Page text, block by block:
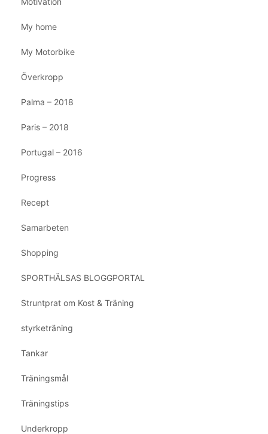
My home
My Motorbike
Överkropp
Palma – 2018
Paris – 2018
Portugal – 2016
Progress
Recept
Samarbeten
Shopping
SPORTHÄLSAS BLOGGPORTAL
Struntprat om Kost & Träning
styrketräning
Tankar
Träningsmål
Träningstips
Underkropp